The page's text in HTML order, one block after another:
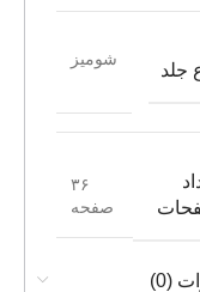
جلد
شومیز
۳۶
صفحه
(0)